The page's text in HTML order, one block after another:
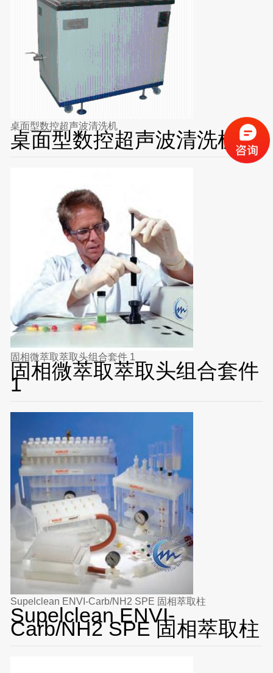
桌面型数控超声波清洗机
桌面型数控超声波清洗机
固相微萃取萃取头组合套件 1
固相微萃取萃取头组合套件
1
Supelclean ENVI-Carb/NH2 SPE 固相萃取柱
Supelclean ENVI-
Carb/NH2 SPE 固相萃取柱